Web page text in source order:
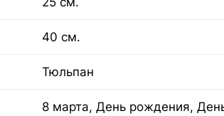
40 см.
Тюльпан
8 марта, День рождения,